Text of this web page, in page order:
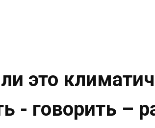
это
- говорить –